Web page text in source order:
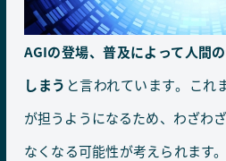
AGIの登場、普及によって人間
しまう と言われています。これ
が担うようになるため、わざわ
なくなる可能性が考えられます